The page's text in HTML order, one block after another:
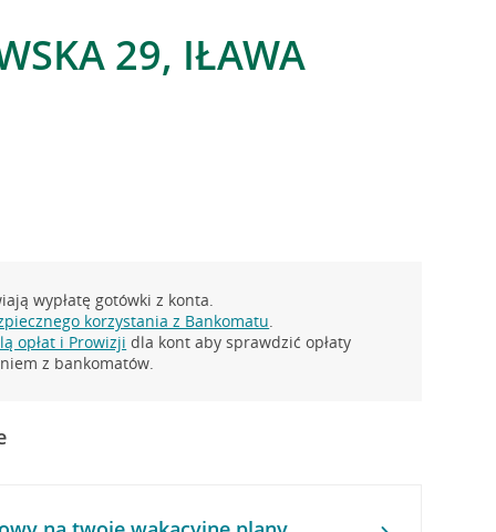
29, IŁAWA
wypłatę gotówki z konta.
korzystania z Bankomatu.
opłat i Prowizji dla kont aby sprawdzić opłaty
z bankomatów.